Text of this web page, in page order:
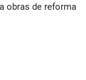
obras de reforma